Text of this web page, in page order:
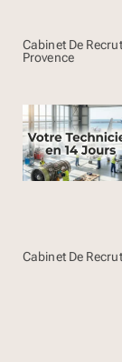
Cabinet De
Provence
Cabinet De